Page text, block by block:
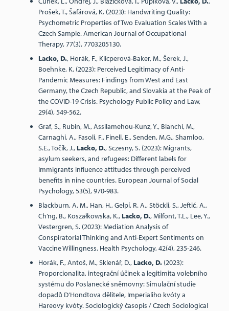
Prošek, T., Šafárová, K. (2023): Handwriting Quality:
Psychometric Properties of Two Evaluation Scales With a
Czech Sample. American Journal of Occupational
Therapy, 77(3), 7703205130.
Lacko, D., Horák, F., Klicperová-Baker, M., Šerek, J.,
Boehnke, K. (2023): Perceived Legitimacy of Anti-
Pandemic Measures: Findings from West and East
Germany, the Czech Republic, and Slovakia at the Peak of
the COVID-19 Crisis. Psychology Public Policy and Law,
29(4), 549-562.
Graf, S., Rubin, M., Assilamehou-Kunz, Y., Bianchi, M.,
Carnaghi, A., Fasoli, F., Finell, E., Senden, M.G., Shamloo,
S.E., Točík, J., Lacko, D., Sczesny, S. (2023): Migrants,
asylum seekers, and refugees: Different labels for
immigrants influence attitudes through perceived
benefits in nine countries. European Journal of Social
Psychology, 53(5), 970-983.
Blackburn, A. M., Han, H., Gelpí, R. A., Stöckli, S., Jeftić, A.,
Ch’ng, B., Koszałkowska, K., Lacko, D., Milfont, T.L., Lee, Y.,
Vestergren, S. (2023): Mediation Analysis of
Conspiratorial Thinking and Anti-Expert Sentiments on
Vaccine Willingness. Health Psychology, 42(4), 235-246.
Horák, F., Antoš, M., Sklenář, D., Lacko, D. (2023):
Proporcionalita, integrační účinek a legitimita volebního
systému do Poslanecké sněmovny: Simulační studie
dopadů D’Hondtova dělitele, Imperialiho kvóty a
Hareovy kvóty. Sociologický časopis / Czech Sociological